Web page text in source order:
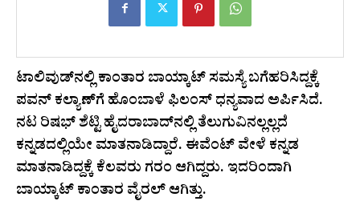
ಟಾಲಿವುಡ್‌ನಲ್ಲಿ ಕಾಂತಾರ ಬಾಯ್ಕಾಟ್ ಸಮಸ್ಯೆ ಬಗೆಹರಿಸಿದ್ದಕ್ಕೆ
ಪವನ್ ಕಲ್ಯಾಣ್‌ಗೆ ಹೊಂಬಾಳೆ ಫಿಲಂಸ್ ಧನ್ಯವಾದ ಅರ್ಪಿಸಿದೆ.
ನಟ ರಿಷಭ್‌ ಶೆಟ್ಟಿ ಹೈದರಾಬಾದ್‌ನಲ್ಲಿ ತೆಲುಗುವಿನಲ್ಲಲ್ಲದೆ
ಕನ್ನಡದಲ್ಲಿಯೇ ಮಾತನಾಡಿದ್ದಾರೆ. ಈವೆಂಟ್‌ ವೇಳೆ ಕನ್ನಡ
ಮಾತನಾಡಿದ್ದಕ್ಕೆ ಕೆಲವರು ಗರಂ ಆಗಿದ್ದರು. ಇದರಿಂದಾಗಿ
ಬಾಯ್ಕಾಟ್‌ ಕಾಂತಾರ ವೈರಲ್‌ ಆಗಿತ್ತು.